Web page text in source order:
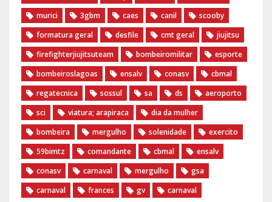
murici
3gbm caes canil
scooby
formatura geral
desfile cmt geral
jiujitsu
firefighterjiujitsuteam
bombeiromilitar
esporte
bombeiroslagoas
ensalv conasv
cbmal
regatecnica
sossul sa ds
aeroporto
sci
viatura; arapiraca
dia da mulher
bombeira
mergulho solenidade
exercito
59bimtz
comandante cbmal
ensalv
conasv
carnaval mergulho
gsa
carnaval
frances gv
carnaval